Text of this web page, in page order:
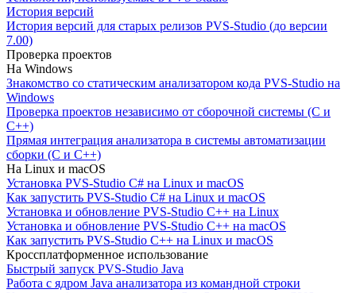
История версий
История версий для старых релизов PVS-Studio (до версии
7.00)
Проверка проектов
На Windows
Знакомство со статическим анализатором кода PVS-Studio на
Windows
Проверка проектов независимо от сборочной системы (C и
C++)
Прямая интеграция анализатора в системы автоматизации
сборки (C и C++)
На Linux и macOS
Установка PVS-Studio C# на Linux и macOS
Как запустить PVS-Studio C# на Linux и macOS
Установка и обновление PVS-Studio C++ на Linux
Установка и обновление PVS-Studio C++ на macOS
Как запустить PVS-Studio C++ на Linux и macOS
Кроссплатформенное использование
Быстрый запуск PVS-Studio Java
Работа с ядром Java анализатора из командной строки